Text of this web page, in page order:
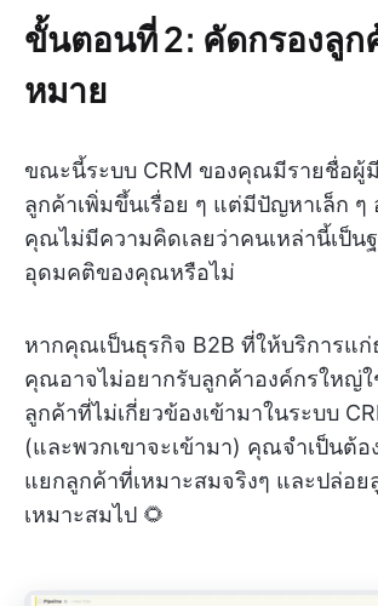
ขั้นตอนที่ 2: คัดกรองลูก
หมาย
ขณะนี้ระบบ CRM ของคุณมีรายชื่อผู้
ลูกค้าเพิ่มขึ้นเรื่อย ๆ แต่มีปัญหาเล็ก ๆ
คุณไม่มีความคิดเลยว่าคนเหล่านี้เป็น
อุดมคติของคุณหรือไม่
หากคุณเป็นธุรกิจ B2B ที่ให้บริการแก่
คุณอาจไม่อยากรับลูกค้าองค์กรใหญ่ใ
ลูกค้าที่ไม่เกี่ยวข้องเข้ามาในระบบ
(และพวกเขาจะเข้ามา) คุณจำเป็นต้
แยกลูกค้าที่เหมาะสมจริงๆ และปล่อย
เหมาะสมไป 🌻